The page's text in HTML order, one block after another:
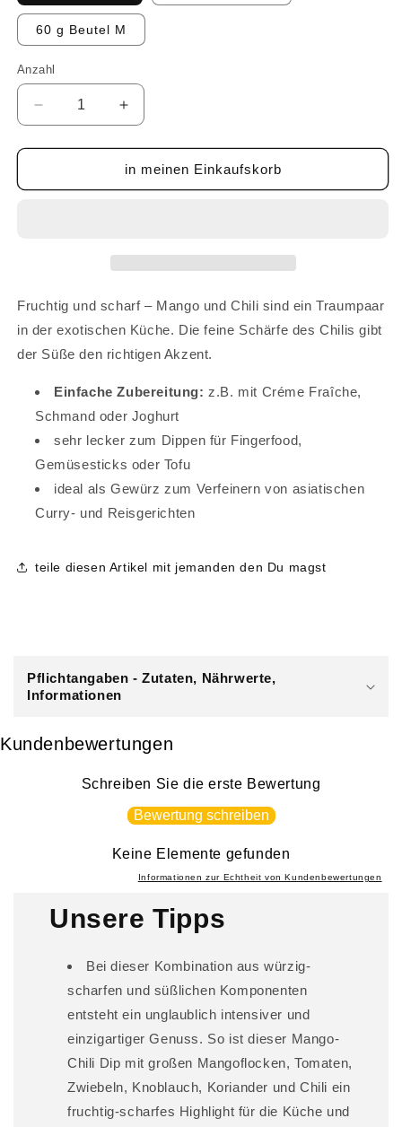
60 g Beutel M
Anzahl
Anzahl
Verringere
die
Menge
Mango-
Erhöhe
die
Menge
für
Mango-
in meinen Einkaufskorb
Fruchtig und scharf – Mango und Chili sind ein Traumpaar
in der exotischen Küche. Die feine Schärfe des Chilis gibt
der Süße den richtigen Akzent.
Einfache Zubereitung: z.B. mit Créme Fraîche,
Schmand oder Joghurt
sehr lecker zum Dippen für Fingerfood,
Gemüsesticks oder Tofu
ideal als Gewürz zum Verfeinern von asiatischen
Curry- und Reisgerichten
teile diesen Artikel mit jemanden den Du magst
l
Pflichtangaben - Zutaten, Nährwerte,
Informationen
Kundenbewertungen
Schreiben Sie die erste Bewertung
Bewertung schreiben
Keine Elemente gefunden
Informationen zur Echtheit von Kundenbewertungen
Unsere Tipps
Bei dieser Kombination aus würzig-
scharfen und süßlichen Komponenten
entsteht ein unglaublich intensiver und
einzigartiger Genuss. So ist dieser Mango-
Chili Dip mit großen Mangoflocken, Tomaten,
Zwiebeln, Knoblauch, Koriander und Chili ein
fruchtig-scharfes Highlight für die Küche und